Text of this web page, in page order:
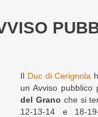
Il Duc di Cerignola
un Avviso pubblico
del Grano che si
12-13-14 e 18-